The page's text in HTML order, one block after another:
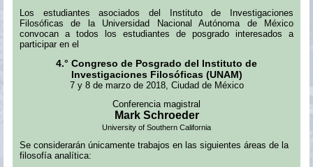
Los estudiantes asociados del Instituto de Investigaciones
Filosóficas de la Universidad Nacional Autónoma de México
convocan a todos los estudiantes de posgrado interesados a
participar en el
4.° Congreso de Posgrado del Instituto de
Investigaciones Filosóficas (UNAM)
7 y 8 de marzo de 2018, Ciudad de México
Conferencia magistral
Mark Schroeder
University of Southern California
Se considerarán únicamente trabajos en las siguientes áreas de la
filosofía analítica: